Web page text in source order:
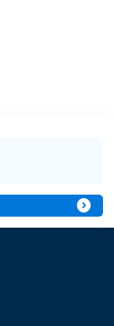
expand_circle_right